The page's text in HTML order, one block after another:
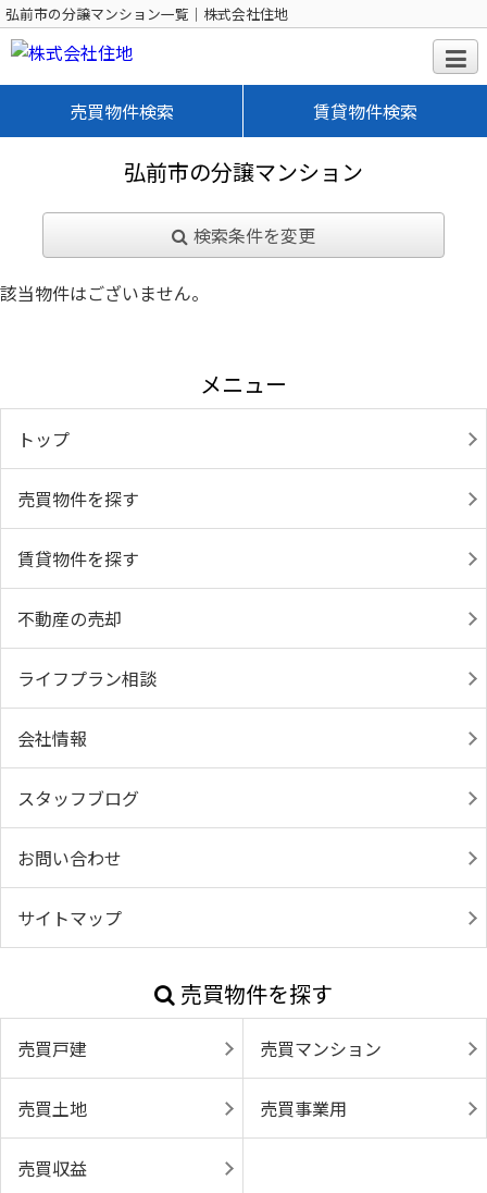
弘前市の分譲マンション一覧｜株式会社住地
売買物件検索 賃貸物件検索
弘前市の分譲マンション
検索条件を変更
該当物件はございません。
メニュー
トップ
売買物件を探す
賃貸物件を探す
不動産の売却
ライフプラン相談
会社情報
スタッフブログ
お問い合わせ
サイトマップ
売買物件を探す
売買戸建 売買マンション
売買土地 売買事業用
売買収益